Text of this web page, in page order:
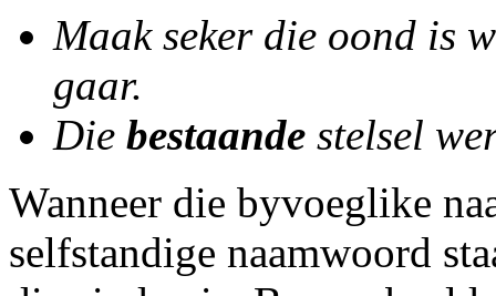
Maak seker die oond is
gaar.
Die bestaande stelsel
Wanneer die byvoeglike
selfstandige naamwoord